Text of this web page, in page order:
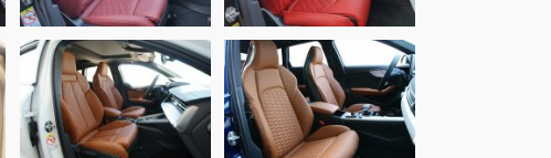
Audi A3, Alba
Audi A4 Avant S-